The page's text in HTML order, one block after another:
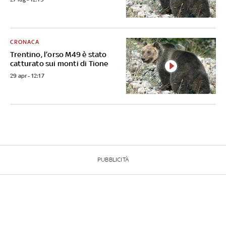
Trentino, l’orso M49 è stato
catturato sui monti di Tione
CRONACA
29 apr - 12:17
PUBBLICITÀ